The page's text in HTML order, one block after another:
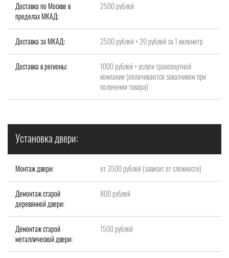
Доставка по Москве в
пределах МКАД:
2500 рублей
Доставка за МКАД: 2500 рублей + 20 рублей за 1 километр
Доставка в регионы:
1000 рублей + услуги транспортной
компании (оплачиваются заказчиком при
получении товара)
Установка двери:
Монтаж двери: от 3500 рублей (зависит от сложности)
Демонтаж старой
деревянной двери:
800 рублей
Демонтаж старой
металлической двери:
1500 рублей